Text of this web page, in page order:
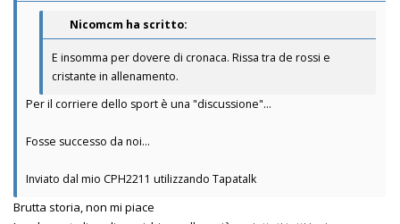
Nicomcm ha scritto:
E insomma per dovere di cronaca. Rissa tra de rossi e
cristante in allenamento.
Per il corriere dello sport è una "discussione"...
Fosse successo da noi...
Inviato dal mio CPH2211 utilizzando Tapatalk
Brutta storia, non mi piace